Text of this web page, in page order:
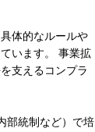
体的なルールや
います。 事業拡
支えるコンプラ
部統制など）で培